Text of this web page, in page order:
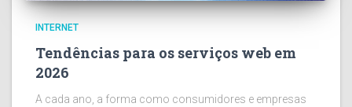
INTERNET
Tendências para os serviços web em
2026
A cada ano, a forma como consumidores e empresas